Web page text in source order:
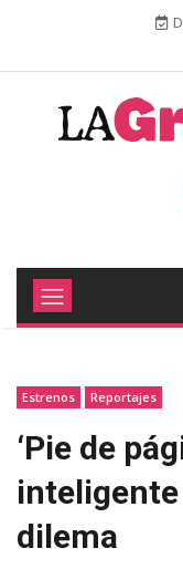
Estrenos Reportajes
‘Pie de
dilema